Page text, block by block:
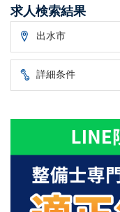
求人検索結果
出水市
詳細条件